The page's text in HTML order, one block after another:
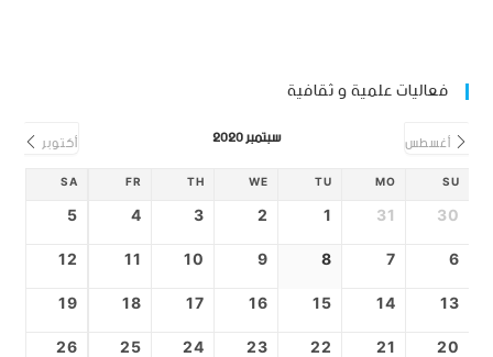
فعاليات علمية و ثقافية
أغسطس سبتمبر 2020 أكتوبر
SU
MO
TU
WE
TH
FR
SA
30
31
1
2
3
4
5
6
7
8
9
10
11
12
13
14
15
16
17
18
19
20
21
22
23
24
25
26